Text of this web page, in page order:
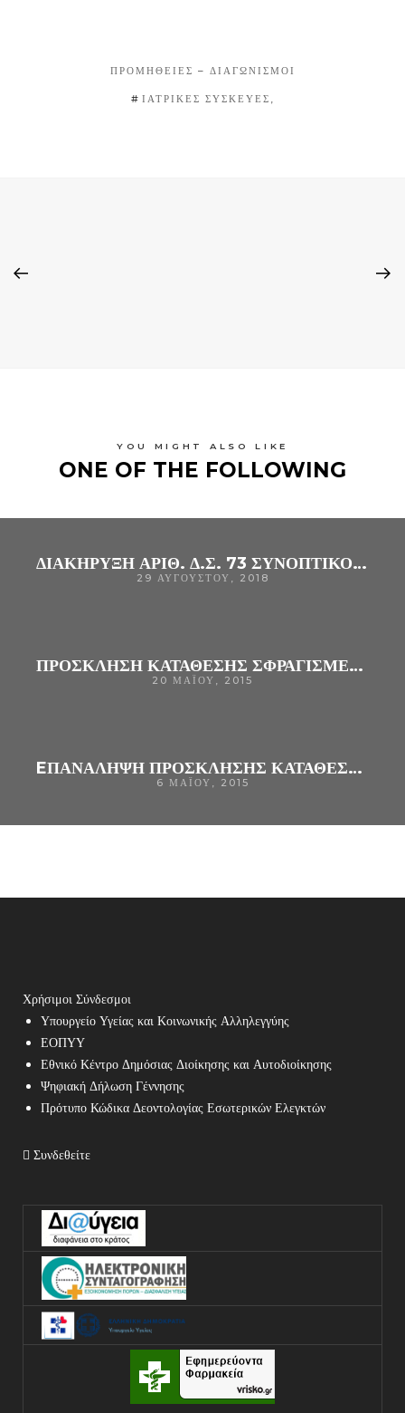
ΠΡΟΜΉΘΕΙΕΣ – ΔΙΑΓΩΝΙΣΜΟΊ
ΙΑΤΡΙΚΕΣ ΣΥΣΚΕΥΕΣ,
YOU MIGHT ALSO LIKE
ONE OF THE FOLLOWING
ΔΙΑΚΗΡΥΞΗ ΑΡΙΘ. Δ.Σ. 73 ΣΥΝΟΠΤΙΚΟΥ ΔΙΑΓΩΝΙΣΜΟΥ ΓΙΑ ΤΗΝ ΠΡΟΜΉΘΕΙΑ «ΜΙΑΣ (1) ΣΥΣΚΕΥΗΣ – ΑΝΑΠΝΕΥΣΤΗΡΑ ΜΗ ΕΠΕΜΒΑΤΙΚΟΥ ΜΗΧΑΝΙΚΟΥ ΑΕΡΙΣΜΟΥ BIPAP» ΓΙΑ ΤΙΣ ΑΝΑΓΚΕΣ ΤΗΣ ΜΟΝΑΔΑΣ ΕΝΤΑΤΙΚΗΣ ΘΕΡΑΠΕΙΑΣ ΤΟΥ ΓΝ ΑΡΤΑΣ
29 ΑΥΓΟΎΣΤΟΥ, 2018
ΠΡΟΣΚΛΗΣΗ ΚΑΤΑΘΕΣΗΣ ΣΦΡΑΓΙΣΜΕΝΩΝ ΠΡΟΣΦΟΡΩΝ ΓΙΑ ΤΗΝ ΠΡΟΜΗΘΕΙΑ:ΕΝΟΣ (1) ΗΛΕΚΤΡΙΚΟΥ ΓΥΨΟΠΡΙΟΝΟΥ , ΓΙΑ ΤΟ ΤΜΗΜΑ T.E.I. (ΟΡΘΟΠΑΙΔΙΚΟ ΙΑΤΡΕΙΟ) ΤΟΥ ΓΕΝΙΚΟΥ ΝΟΣΟΚΟΜΕΙΟΥ ΑΡΤΑΣ .
20 ΜΑΪ́ΟΥ, 2015
EΠΑΝΑΛΗΨΗ ΠΡΟΣΚΛΗΣΗΣ ΚΑΤΑΘΕΣΗΣ ΣΦΡΑΓΙΣΜΕΝΩΝ ΠΡΟΣΦΟΡΩΝ ΓΙΑ ΤΗΝ ΠΡΟΜΗΘΕΙΑ ΤΩΝ ΠΑΡΑΚΑΤΩ ΕΙΔΩΝ : Α)ΑΝΑΛΟΓΙΚΟ ΜΑΝΟΜΕΤΡΙΚΟ ΠΙΕΣΟΜΕΤΡΟ ΜΠΡΑΤΣΟΥ (ΤΕΜΑΧΙΑ:4), ΠΡΟΫΠΟΛΟΓΙΣΜΟΥ: 295,20 € ΣΥΜΠΕΡ. Φ. Π. Α. Β)ΣΥΣΤΗΜΑ ΕΠΙΤΟΙΧΙΑΣ ΑΝΑΡΡΟΦΗΣΗΣ (ΤΕΜΑ
6 ΜΑΪ́ΟΥ, 2015
Χρήσιμοι Σύνδεσμοι
Υπουργείο Υγείας και Κοινωνικής Αλληλεγγύης
ΕΟΠΥΥ
Εθνικό Κέντρο Δημόσιας Διοίκησης και Αυτοδιοίκησης
Ψηφιακή Δήλωση Γέννησης
Πρότυπο Κώδικα Δεοντολογίας Εσωτερικών Ελεγκτών
Συνδεθείτε